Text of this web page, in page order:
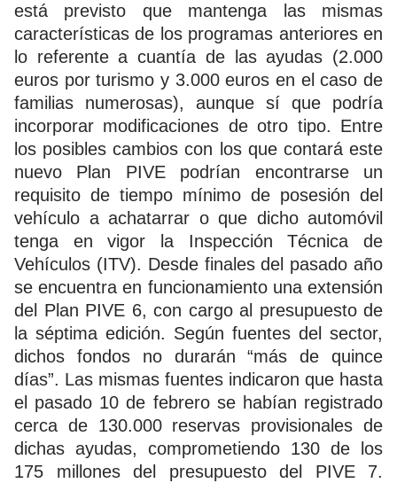
está previsto que mantenga las mismas
características de los programas anteriores en
lo referente a cuantía de las ayudas (2.000
euros por turismo y 3.000 euros en el caso de
familias numerosas), aunque sí que podría
incorporar modificaciones de otro tipo. Entre
los posibles cambios con los que contará este
nuevo Plan PIVE podrían encontrarse un
requisito de tiempo mínimo de posesión del
vehículo a achatarrar o que dicho automóvil
tenga en vigor la Inspección Técnica de
Vehículos (ITV). Desde finales del pasado año
se encuentra en funcionamiento una extensión
del Plan PIVE 6, con cargo al presupuesto de
la séptima edición. Según fuentes del sector,
dichos fondos no durarán “más de quince
días”. Las mismas fuentes indicaron que hasta
el pasado 10 de febrero se habían registrado
cerca de 130.000 reservas provisionales de
dichas ayudas, comprometiendo 130 de los
175 millones del presupuesto del PIVE 7.